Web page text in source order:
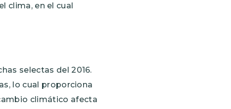
clima, en el cual
selectas del 2016.
lo cual proporciona
climático afecta